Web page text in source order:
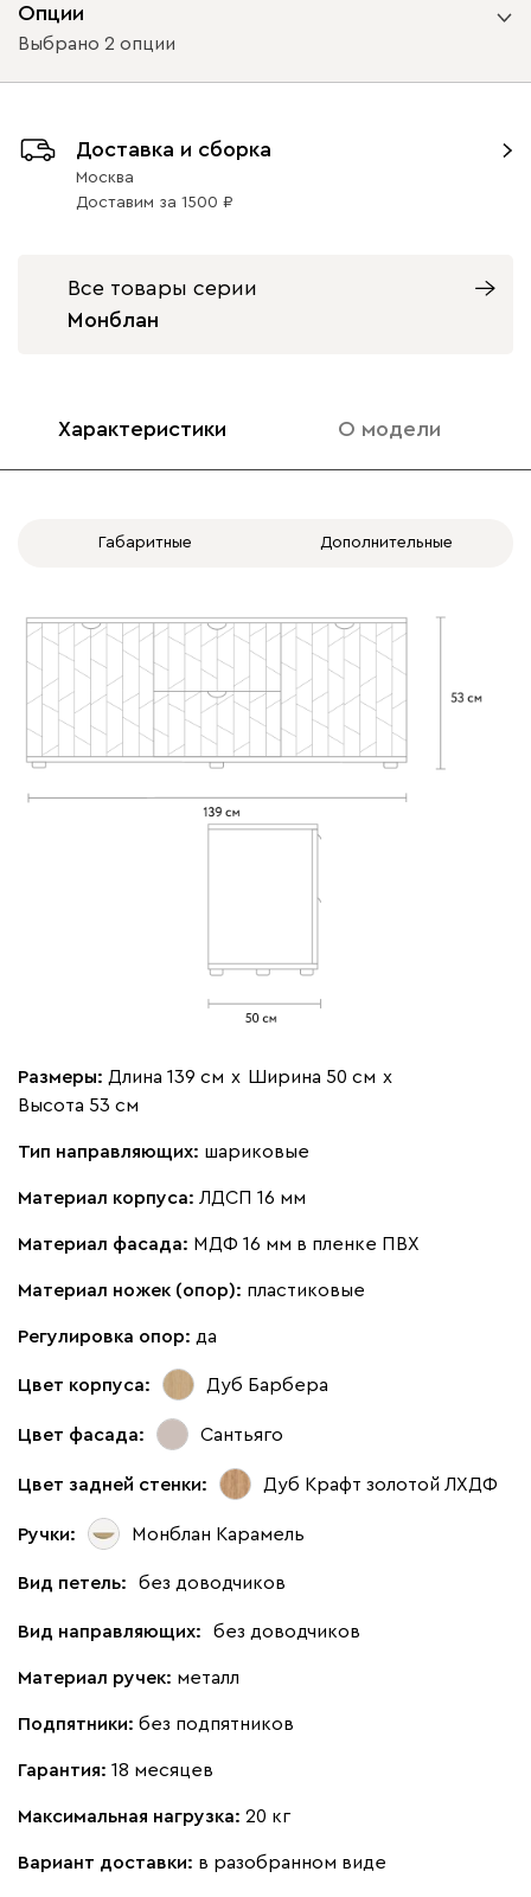
Опции
Выбрано 2 опции
с доводчиками без доводчиков
Доставка и сборка
Москва
Доставим за 1500
Все товары серии
Монблан
Характеристики О модели
Габаритные Дополнительные
Размеры: Длина 139 см х Ширина 50 см х
Высота 53 см
Тип направляющих: шариковые
Материал корпуса: ЛДСП 16 мм
Материал фасада: МДФ 16 мм в пленке ПВХ
Материал ножек (опор): пластиковые
Регулировка опор: да
Цвет корпуса: Дуб Барбера
Цвет фасада: Сантьяго
Цвет задней стенки: Дуб Крафт золотой ЛХДФ
Ручки: Монблан Карамель
Вид петель: без доводчиков
Вид направляющих: без доводчиков
Материал ручек: металл
Подпятники: без подпятников
Гарантия: 18 месяцев
Максимальная нагрузка: 20 кг
Вариант доставки: в разобранном виде